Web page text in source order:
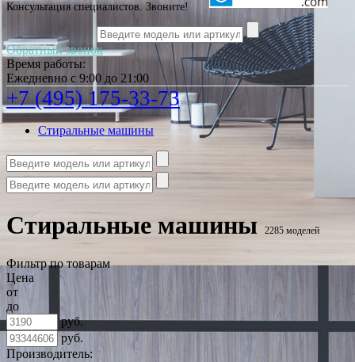
Консультация специалистов. Звоните!
Обратный звонок
Время работы:
Ежедневно с 9:00 до 21:00
+7 (495) 175-33-73
Стиральные машины
Стиральные машины 2285 моделей
Фильтр по товарам
Цена
от
до
руб.
руб.
Производитель: